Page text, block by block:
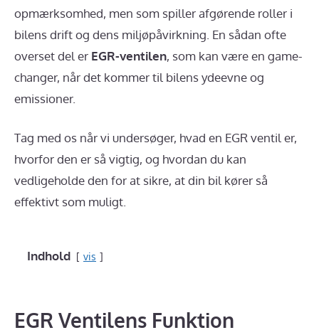
opmærksomhed, men som spiller afgørende roller i
bilens drift og dens miljøpåvirkning. En sådan ofte
overset del er EGR-ventilen, som kan være en game-
changer, når det kommer til bilens ydeevne og
emissioner.
Tag med os når vi undersøger, hvad en EGR ventil er,
hvorfor den er så vigtig, og hvordan du kan
vedligeholde den for at sikre, at din bil kører så
effektivt som muligt.
Indhold vis
EGR Ventilens Funktion